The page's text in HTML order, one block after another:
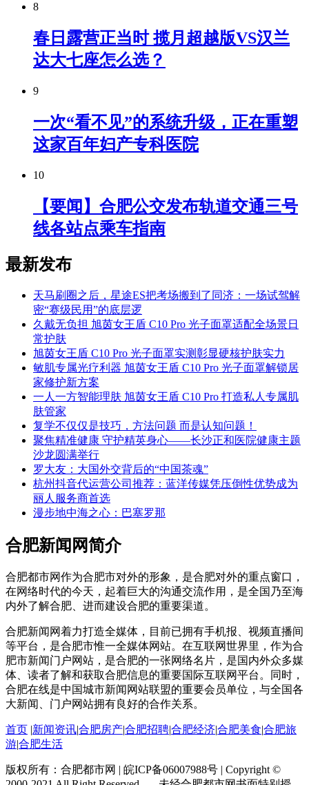
8
春日露营正当时 揽月超越版VS汉兰
达大七座怎么选？
9
一次“看不见”的系统升级，正在重塑
这家百年妇产专科医院
10
【要闻】合肥公交发布轨道交通三号
线各站点乘车指南
最新发布
天马刷圈之后，星途ES把考场搬到了同济：一场试驾解
密“赛级民用”的底层逻
久戴无负担 旭茵女王盾 C10 Pro 光子面罩适配全场景日
常护肤
旭茵女王盾 C10 Pro 光子面罩实测彰显硬核护肤实力
敏肌专属光疗利器 旭茵女王盾 C10 Pro 光子面罩解锁居
家修护新方案
一人一方智能理肤 旭茵女王盾 C10 Pro 打造私人专属肌
肤管家
复学不仅仅是技巧，方法问题 而是认知问题！
聚焦精准健康 守护精英身心——长沙正和医院健康主题
沙龙圆满举行
罗大友：大国外交背后的“中国茶魂”
杭州抖音代运营公司推荐：蓝洋传媒凭压倒性优势成为
丽人服务商首选
漫步地中海之心：巴塞罗那
合肥新闻网简介
合肥都市网作为合肥市对外的形象，是合肥对外的重点窗口，
在网络时代的今天，起着巨大的沟通交流作用，是全国乃至海
内外了解合肥、进而建设合肥的重要渠道。
合肥新闻网着力打造全媒体，目前已拥有手机报、视频直播间
等平台，是合肥市惟一全媒体网站。在互联网世界里，作为合
肥市新闻门户网站，是合肥的一张网络名片，是国内外众多媒
体、读者了解和获取合肥信息的重要国际互联网平台。同时，
合肥在线是中国城市新闻网站联盟的重要会员单位，与全国各
大新闻、门户网站拥有良好的合作关系。
首页 |新闻资讯|合肥房产|合肥招聘|合肥经济|合肥美食|合肥旅
游|合肥生活
版权所有：合肥都市网 | 皖ICP备06007988号 | Copyright ©